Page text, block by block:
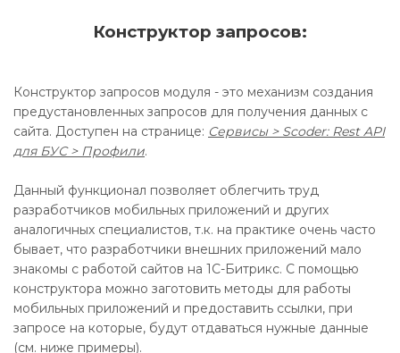
Конструктор запросов:
Конструктор запросов модуля - это механизм создания
предустановленных запросов для получения данных с
сайта. Доступен на странице: Сервисы > Scoder: Rest API
для БУС > Профили.
Данный функционал позволяет облегчить труд
разработчиков мобильных приложений и других
аналогичных специалистов, т.к. на практике очень часто
бывает, что разработчики внешних приложений мало
знакомы с работой сайтов на 1С-Битрикс. С помощью
конструктора можно заготовить методы для работы
мобильных приложений и предоставить ссылки, при
запросе на которые, будут отдаваться нужные данные
(см. ниже примеры).